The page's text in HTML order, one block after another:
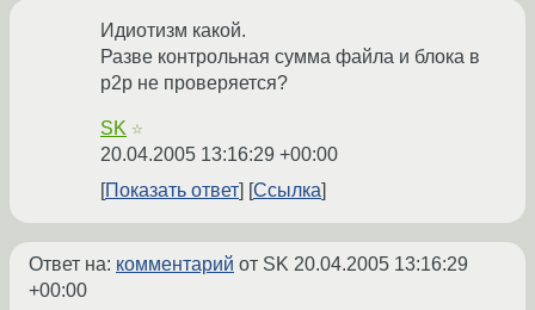
Идиотизм какой.
Разве контрольная сумма файла и блока в
p2p не проверяется?
SK ☆
20.04.2005 13:16:29 +00:00
Показать ответ
Ссылка
Ответ на: комментарий от SK 20.04.2005 13:16:29
+00:00